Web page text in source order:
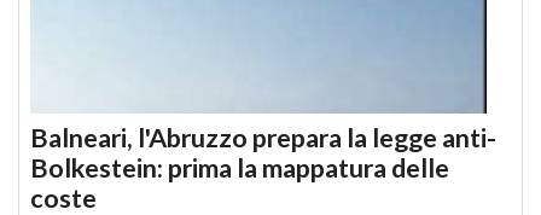
Balneari, l'Abruzzo prepara la legge anti-
Bolkestein: prima la mappatura delle
coste